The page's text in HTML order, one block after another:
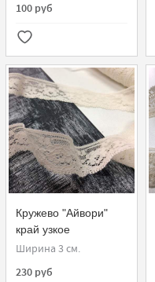
100 руб
Кружево "Айвори"
край узкое
Ширина 3 см.
230 руб